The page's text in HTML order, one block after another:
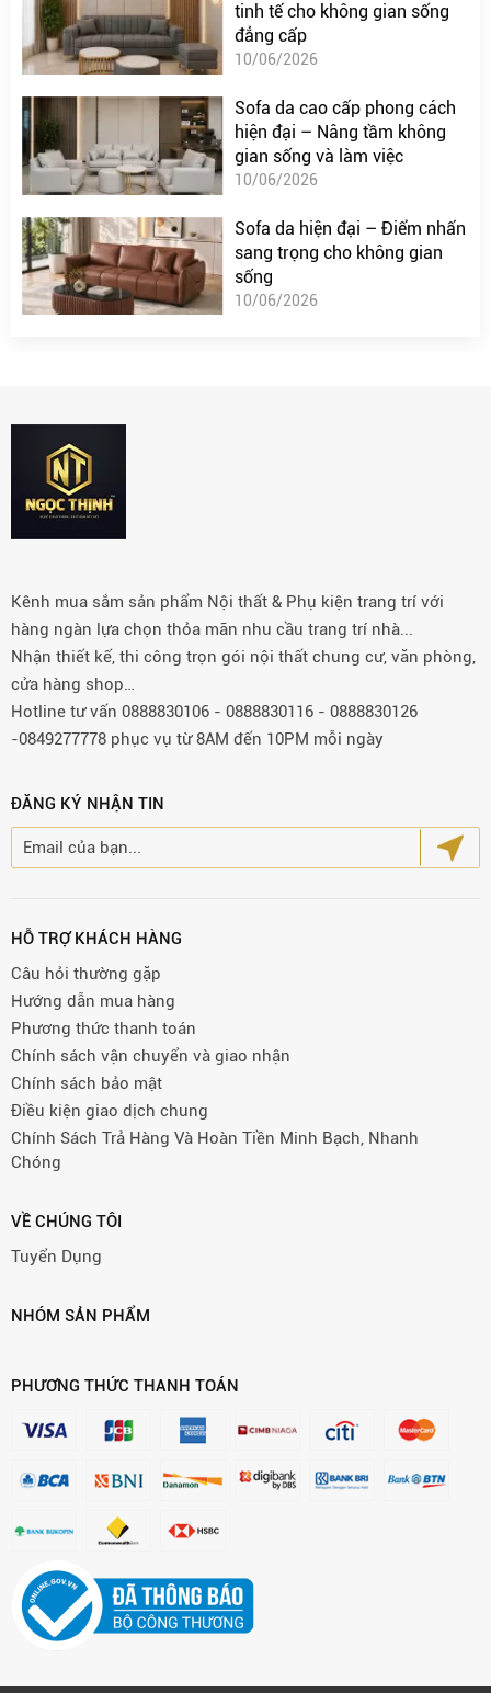
tinh tế cho không gian sống
đẳng cấp
10/06/2026
Sofa da cao cấp phong cách
hiện đại – Nâng tầm không
gian sống và làm việc
10/06/2026
Sofa da hiện đại – Điểm nhấn
sang trọng cho không gian
sống
10/06/2026
Kênh mua sắm sản phẩm Nội thất & Phụ kiện trang trí với
hàng ngàn lựa chọn thỏa mãn nhu cầu trang trí nhà...
Nhận thiết kế, thi công trọn gói nội thất chung cư, văn phòng,
cửa hàng shop…
Hotline tư vấn 0888830106 - 0888830116 - 0888830126
-0849277778 phục vụ từ 8AM đến 10PM mỗi ngày
ĐĂNG KÝ NHẬN TIN
HỖ TRỢ KHÁCH HÀNG
Câu hỏi thường gặp
Hướng dẫn mua hàng
Phương thức thanh toán
Chính sách vận chuyển và giao nhận
Chính sách bảo mật
Điều kiện giao dịch chung
Chính Sách Trả Hàng Và Hoàn Tiền Minh Bạch, Nhanh
Chóng
VỀ CHÚNG TÔI
Tuyển Dụng
NHÓM SẢN PHẨM
PHƯƠNG THỨC THANH TOÁN